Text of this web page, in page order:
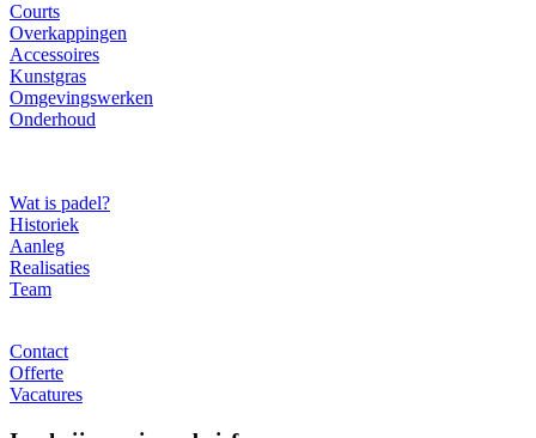
Courts
Overkappingen
Accessoires
Kunstgras
Omgevingswerken
Onderhoud
Wat is padel?
Historiek
Aanleg
Realisaties
Team
Contact
Offerte
Vacatures